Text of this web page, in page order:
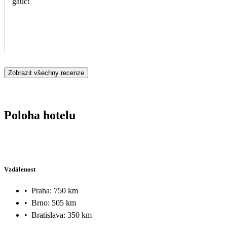
Zobrazit všechny recenze
Poloha hotelu
Vzdálenost
• Praha: 750 km
• Brno: 505 km
• Bratislava: 350 km